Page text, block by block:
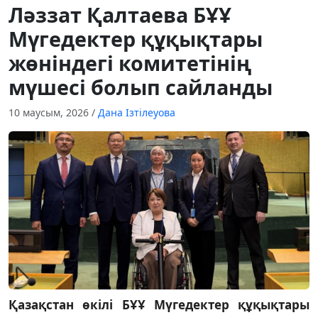
Ләззат Қалтаева БҰҰ
Мүгедектер құқықтары
жөніндегі комитетінің
мүшесі болып сайланды
10 маусым, 2026 / Дана Ізтілеуова
Қазақстан өкілі БҰҰ Мүгедектер құқықтары